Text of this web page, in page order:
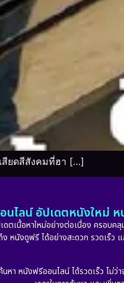
สียดสีสังคมที่ฮา […]
นไลน์ อัปเดตหนังใหม่
เนื้อหาใหม่อย่างต่อเนื่อง ครอบค
ง หนังดูฟรี ได้อย่างสะดวก รวด
หา หนังฟรีออนไลน์ ได้รวดเร็ว